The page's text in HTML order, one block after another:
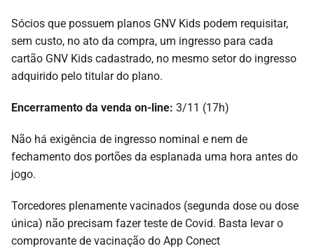
Sócios que possuem planos GNV Kids podem requisitar,
sem custo, no ato da compra, um ingresso para cada
cartão GNV Kids cadastrado, no mesmo setor do ingresso
adquirido pelo titular do plano.
Encerramento da venda on-line: 3/11 (17h)
Não há exigência de ingresso nominal e nem de
fechamento dos portões da esplanada uma hora antes do
jogo.
Torcedores plenamente vacinados (segunda dose ou dose
única) não precisam fazer teste de Covid. Basta levar o
comprovante de vacinação do App Conect